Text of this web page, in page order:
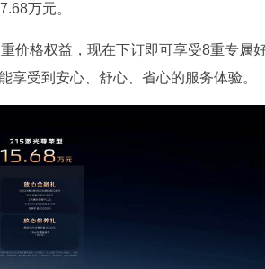
万元。
价格权益，现在下订即可享受8重专属
受到安心、舒心、省心的服务体验。